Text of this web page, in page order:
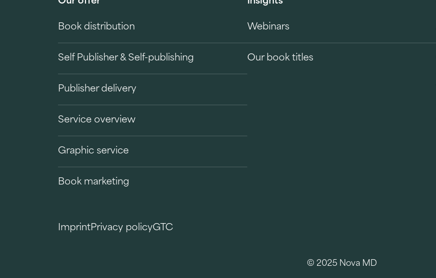
Book distribution
Self Publisher & Self-publishing
Publisher delivery
Service overview
Graphic service
Book marketing
Webinars
Our book titles
ImprintPrivacy policyGTC
© 2025 Nova MD